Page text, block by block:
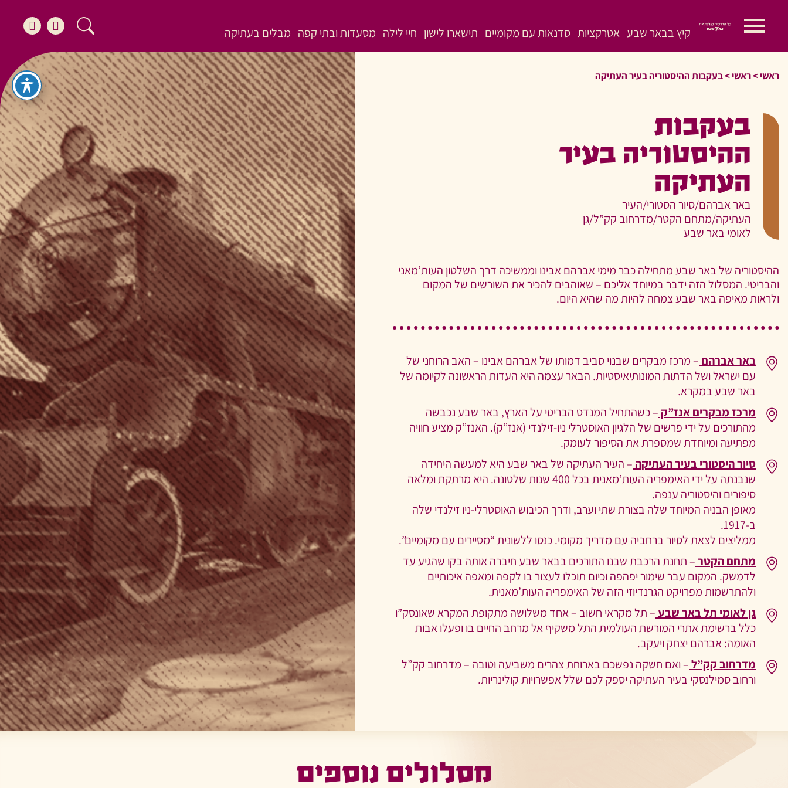
קיץ בבאר שבע אטרקציות סדנאות עם מקומיים תישארו לישון חיי לילה מסעדות ובתי קפה מבלים בעתיקה
ראשי>ראשי>בעקבות ההיסטוריה בעיר העתיקה
בעקבות
ההיסטוריה בעיר
העתיקה
באר אברהם/סיור הסטורי/העיר
העתיקה/מתחם הקטר/מדרחוב קק”ל/גן
לאומי באר שבע
ההיסטוריה של באר שבע מתחילה כבר מימי אברהם אבינו וממשיכה דרך השלטון העות’מאני
והבריטי. המסלול הזה ידבר במיוחד אליכם – שאוהבים להכיר את השורשים של המקום
ולראות מאיפה באר שבע צמחה להיות מה שהיא היום.
באר אברהם – מרכז מבקרים שבנוי סביב דמותו של אברהם אבינו – האב הרוחני של
עם ישראל ושל הדתות המונותיאיסטיות. הבאר עצמה היא העדות הראשונה לקיומה של
באר שבע במקרא.
מרכז מבקרים אנז”ק– כשהתחיל המנדט הבריטי על הארץ, באר שבע נכבשה
מהתורכים על ידי פרשים של הלגיון האוסטרלי ניו-זילנדי (אנז”ק). האנז”ק מציע חוויה
מפתיעה ומיוחדת שמספרת את הסיפור לעומק.
סיור היסטורי בעיר העתיקה – העיר העתיקה של באר שבע היא למעשה היחידה
שנבנתה על ידי האימפריה העות’מאנית בכל 400 שנות שלטונה. היא מרתקת ומלאה
סיפורים והיסטוריה ענפה.
מאופן הבניה המיוחד שלה בצורת שתי וערב, ודרך הכיבוש האוסטרלי-ניו זילנדי שלה
ב-1917.
ממליצים לצאת לסיור ברחביה עם מדריך מקומי. כנסו ללשונית “מסיירים עם מקומיים”.
מתחם הקטר– תחנת הרכבת שבנו התורכים בבאר שבע חיברה אותה בקו שהגיע עד
לדמשק. המקום עבר שימור יפהפה וכיום תוכלו לעצור בו לקפה ומאפה איכותיים
ולהתרשמות מפרויקט הגרנדיוזי הזה של האימפריה העות’מאנית.
גן לאומי תל באר שבע– תל מקראי חשוב – אחד משלושה מתקופת המקרא שאונסק”ו
כלל ברשימת אתרי המורשת העולמית התל משקיף אל מרחב החיים בו ופעלו אבות
האומה: אברהם יצחק ויעקב.
מדרחוב קק”ל– ואם חשקה נפשכם בארוחת צהרים משביעה וטובה – מדרחוב קק”ל
ורחוב סמילנסקי בעיר העתיקה יספק לכם שלל אפשרויות קולינריות.
מסלולים נוספים